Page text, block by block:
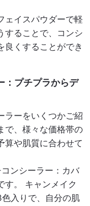
ェイスパウダーで軽
することで、コンシ
良くすることができ
：プチプラからデ
ラーをいくつかご紹
で、様々な価格帯の
算や肌質に合わせて
ンシーラー：カバ
す。 キャンメイク
入りで、自分の肌